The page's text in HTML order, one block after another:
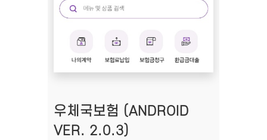
우체국보험 (ANDROID
VER. 2.0.3)